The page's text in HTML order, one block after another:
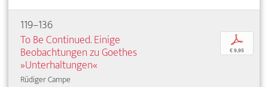
119–136
To Be Continued. Einige
Beobachtungen zu Goethes
»Unterhaltungen«
Rüdiger Campe
p
€ 9,95